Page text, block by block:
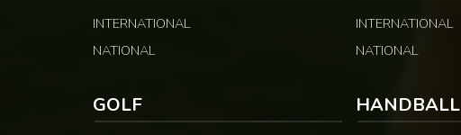
INTERNATIONAL
NATIONAL
INTERNATIONAL
NATIONAL
GOLF HANDBALL